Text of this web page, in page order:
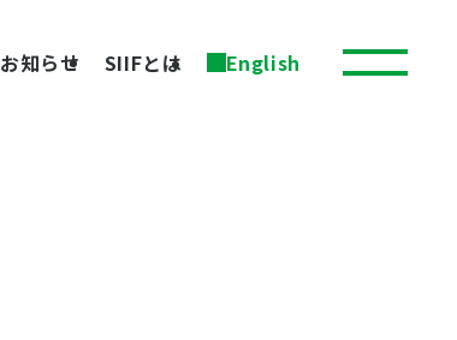
お知らせ SIIFとは English